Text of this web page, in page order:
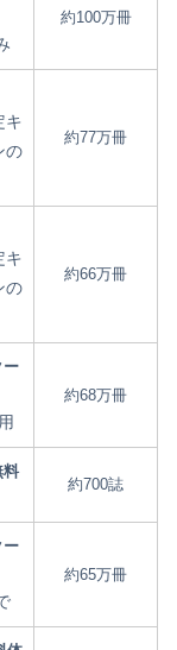
約100万冊
キ
の
約77万冊
キ
の
約66万冊
ー
約68万冊
料
約700誌
ー
約65万冊